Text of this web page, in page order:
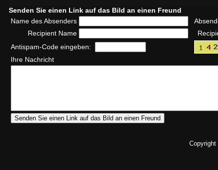
Senden Sie einen Link auf das Bild an einen Freund
Name des Absenders
Recipient Name
Antispam-Code eingeben:
Ihre Nachricht